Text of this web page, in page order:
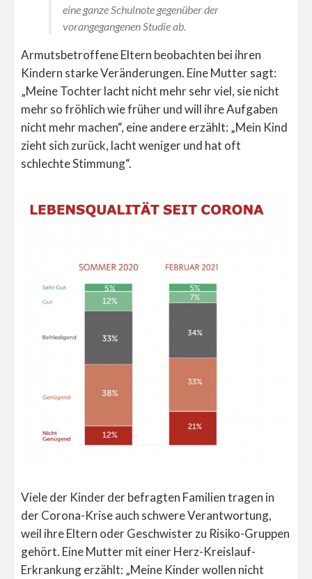
eine ganze Schulnote gegenüber der
vorangegangenen Studie ab.
Armutsbetroffene Eltern beobachten bei ihren
Kindern starke Veränderungen. Eine Mutter sagt:
„Meine Tochter lacht nicht mehr sehr viel, sie nicht
mehr so fröhlich wie früher und will ihre Aufgaben
nicht mehr machen“, eine andere erzählt: „Mein Kind
zieht sich zurück, lacht weniger und hat oft
schlechte Stimmung“.
Viele der Kinder der befragten Familien tragen in
der Corona-Krise auch schwere Verantwortung,
weil ihre Eltern oder Geschwister zu Risiko-Gruppen
gehört. Eine Mutter mit einer Herz-Kreislauf-
Erkrankung erzählt: „Meine Kinder wollen nicht